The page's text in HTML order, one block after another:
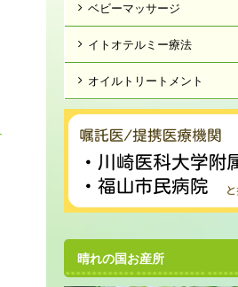
ベビーマッサージ
イトオテルミー療法
オイルトリートメント
晴れの国お産所